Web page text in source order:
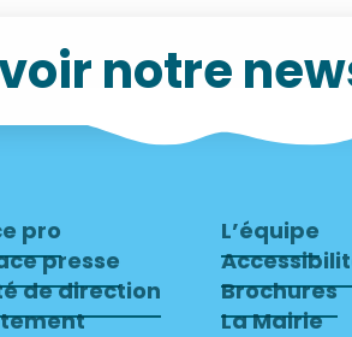
notre
pro
presse
de direction
L’équipe
Brochures
La Mairie